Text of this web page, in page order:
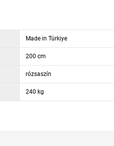
Made in Türkiye
200 cm
rózsaszín
240 kg